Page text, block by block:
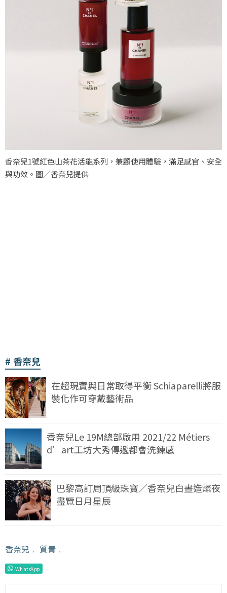
香奈兒1號紅色山茶花活能系列，兼顧使用體驗，滿足感官、安全
與功效。圖／香奈兒提供
香奈兒
在超現實與日常取得平衡 Schiaparelli將服
裝化作可穿戴藝術品
香奈兒Le 19M總部啟用 2021/22 Métiers
d’art工坊大秀傳遞都會洗鍊感
巴黎高訂周頂級珠寶／香奈兒白晝造燦夜
盡覽日月星辰
香奈兒 ﹒ 質青 ﹒
WhatsApp